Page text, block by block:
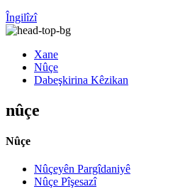
Îngilîzî
Xane
Nûçe
Dabeşkirina Kêzikan
nûçe
Nûçe
Nûçeyên Pargîdaniyê
Nûçe Pîşesazî